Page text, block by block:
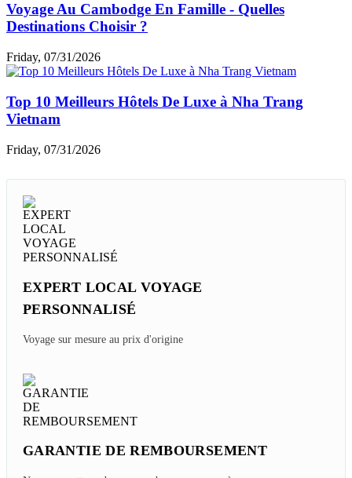
Voyage Au Cambodge En Famille - Quelles
Destinations Choisir ?
Friday, 07/31/2026
Top 10 Meilleurs Hôtels De Luxe à Nha Trang
Vietnam
Friday, 07/31/2026
EXPERT LOCAL VOYAGE
PERSONNALISÉ
Voyage sur mesure au prix d'origine
GARANTIE DE REMBOURSEMENT